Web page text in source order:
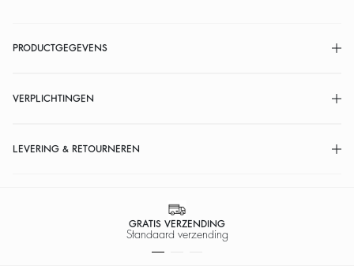
PRODUCTGEGEVENS
VERPLICHTINGEN
LEVERING & RETOURNEREN
GRATIS VERZENDING
Standaard verzending